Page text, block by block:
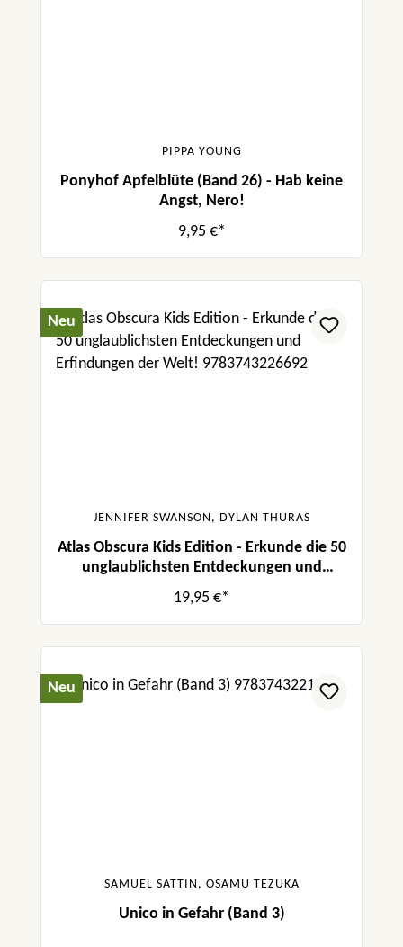
PIPPA YOUNG
Ponyhof Apfelblüte (Band 26) - Hab keine
Angst, Nero!
9,95 €*
Neu
JENNIFER SWANSON, DYLAN THURAS
Atlas Obscura Kids Edition - Erkunde die 50
unglaublichsten Entdeckungen und
Erfindungen der Welt!
19,95 €*
Neu
SAMUEL SATTIN, OSAMU TEZUKA
Unico in Gefahr (Band 3)